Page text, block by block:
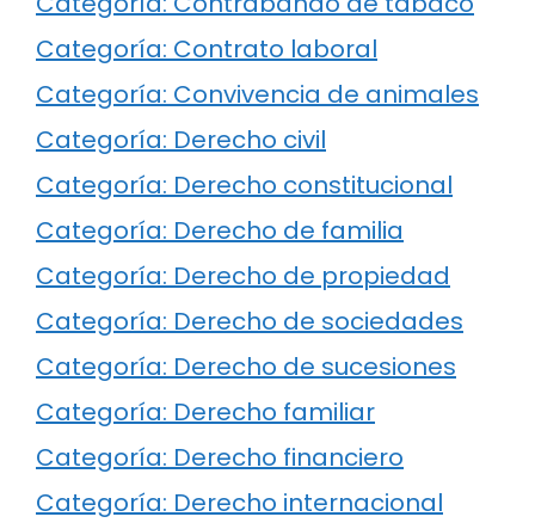
Categoría: Contrato laboral
Categoría: Convivencia de animales
Categoría: Derecho civil
Categoría: Derecho constitucional
Categoría: Derecho de familia
Categoría: Derecho de propiedad
Categoría: Derecho de sociedades
Categoría: Derecho de sucesiones
Categoría: Derecho familiar
Categoría: Derecho financiero
Categoría: Derecho internacional